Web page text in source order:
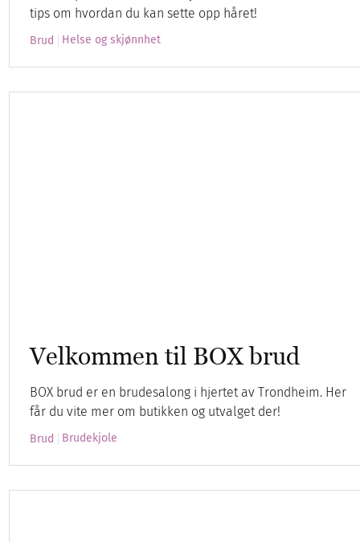
tips om hvordan du kan sette opp håret!
Brud Helse og skjønnhet
Velkommen til BOX brud
BOX brud er en brudesalong i hjertet av Trondheim. Her
får du vite mer om butikken og utvalget der!
Brud Brudekjole